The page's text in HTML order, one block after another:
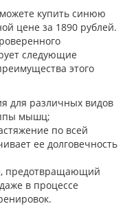
купить синюю
цене за 1890 рублей.
следующие
этого
для различных видов
мышц;
по всей
ее долговечность
предотвращающий
в процессе